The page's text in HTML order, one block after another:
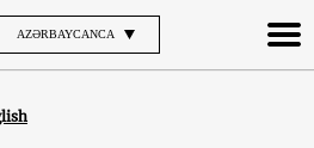
AZƏRBAYCANCA